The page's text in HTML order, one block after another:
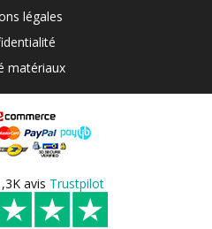
légales
matériaux
avis Trustpilot